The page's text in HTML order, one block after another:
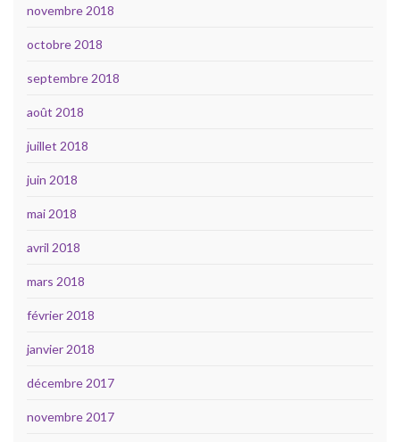
novembre 2018
octobre 2018
septembre 2018
août 2018
juillet 2018
juin 2018
mai 2018
avril 2018
mars 2018
février 2018
janvier 2018
décembre 2017
novembre 2017